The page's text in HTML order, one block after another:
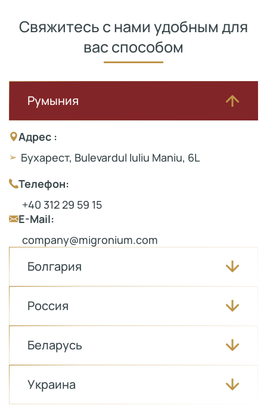
Свяжитесь с нами удобным для
вас способом
Румыния
Адрес :
Бухарест, Bulevardul Iuliu Maniu, 6L
Телефон:
+40 312 29 59 15
E-Mail:
company@migronium.com
Болгария
Россия
Беларусь
Украина